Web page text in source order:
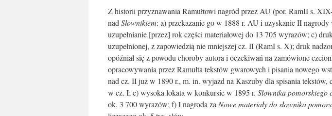
Z historii przyznawania Ramułtowi nagród przez AU (por. RamII s.
nad Słownikiem: a) przekazanie go w 1888 r. AU i uzyskanie II
uzupełnianie [przez] rok części materiałowej do 13 705 wyrazów; c)
uzupełnionej, z zapowiedzią nie mniejszej cz. II (RamI s. X); druk
opóźniał się z powodu choroby autora i oczekiwań na zamówione
opracowywania przez Ramułta tekstów gwarowych i pisania nowego
nad cz. II już w 1890 r., m. in. wyjazd na Kaszuby dla spisania tekstów,
w cz. I; e) wysoka lokata w konkursie w 1895 r. Słownika pomorskiego
ok. 3 700 wyrazów; f) I nagroda za Nowe materiały do słownika